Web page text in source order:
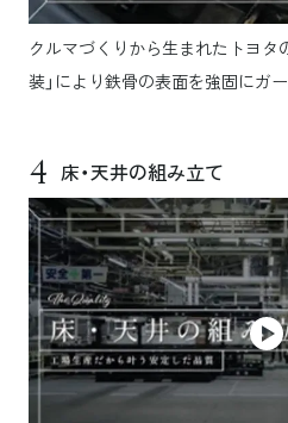
クルマづくりから生まれたトヨタ
装」により鉄骨の表面を強固にガー
4 床・天井の組み立て